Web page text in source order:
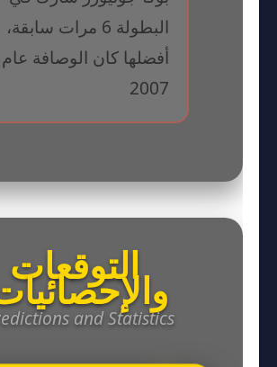
البطولة 6 مرات سابقة،
أفضلها كان الوصافة عام
2007
التوقعات
and Statistics